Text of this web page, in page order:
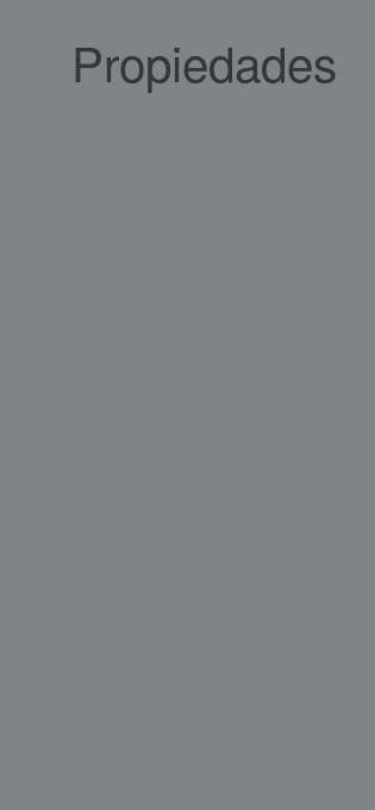
Propiedades